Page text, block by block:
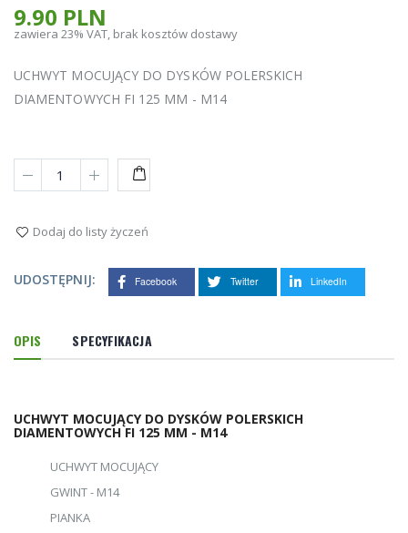
9.90 PLN
zawiera 23% VAT, brak kosztów dostawy
UCHWYT MOCUJĄCY DO DYSKÓW POLERSKICH
DIAMENTOWYCH FI 125 MM - M14
Dodaj do listy życzeń
UDOSTĘPNIJ: Facebook Twitter LinkedIn
OPIS SPECYFIKACJA
UCHWYT MOCUJĄCY DO DYSKÓW POLERSKICH
DIAMENTOWYCH FI 125 MM - M14
UCHWYT MOCUJĄCY
GWINT - M14
PIANKA